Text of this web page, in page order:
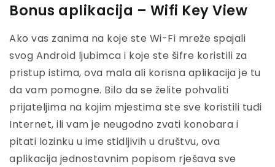
Bonus aplikacija – Wifi Key View
Ako vas zanima na koje ste Wi-Fi mreže spajali
svog Android ljubimca i koje ste šifre koristili za
pristup istima, ova mala ali korisna aplikacija je tu
da vam pomogne. Bilo da se želite pohvaliti
prijateljima na kojim mjestima ste sve koristili tuđi
Internet, ili vam je neugodno zvati konobara i
pitati lozinku u ime stidljivih u društvu, ova
aplikacija jednostavnim popisom rješava sve